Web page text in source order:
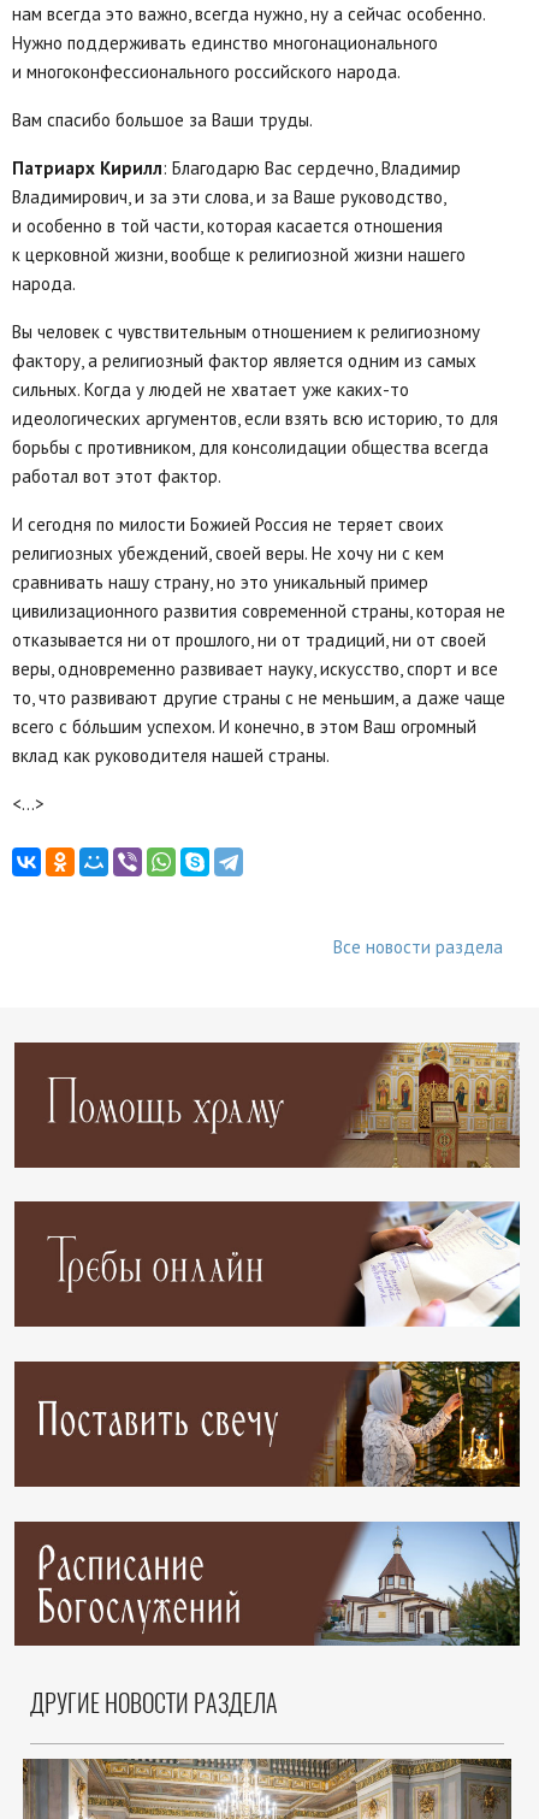
нам всегда это важно, всегда нужно, ну а сейчас особенно.
Нужно поддерживать единство многонационального
и многоконфессионального российского народа.
Вам спасибо большое за Ваши труды.
Патриарх Кирилл: Благодарю Вас сердечно, Владимир
Владимирович, и за эти слова, и за Ваше руководство,
и особенно в той части, которая касается отношения
к церковной жизни, вообще к религиозной жизни нашего
народа.
Вы человек с чувствительным отношением к религиозному
фактору, а религиозный фактор является одним из самых
сильных. Когда у людей не хватает уже каких-то
идеологических аргументов, если взять всю историю, то для
борьбы с противником, для консолидации общества всегда
работал вот этот фактор.
И сегодня по милости Божией Россия не теряет своих
религиозных убеждений, своей веры. Не хочу ни с кем
сравнивать нашу страну, но это уникальный пример
цивилизационного развития современной страны, которая не
отказывается ни от прошлого, ни от традиций, ни от своей
веры, одновременно развивает науку, искусство, спорт и все
то, что развивают другие страны с не меньшим, а даже чаще
всего с бо́льшим успехом. И конечно, в этом Ваш огромный
вклад как руководителя нашей страны.
<…>
Все новости раздела
ДРУГИЕ НОВОСТИ РАЗДЕЛА